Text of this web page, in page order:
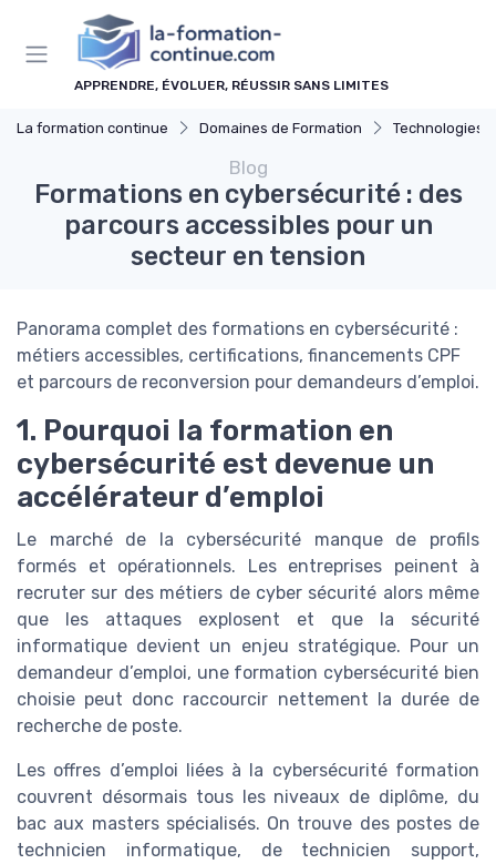
APPRENDRE, ÉVOLUER, RÉUSSIR SANS LIMITES
La formation continue Domaines de Formation Technologies et
Blog
Formations en cybersécurité : des
parcours accessibles pour un
secteur en tension
Panorama complet des formations en cybersécurité :
métiers accessibles, certifications, financements CPF
et parcours de reconversion pour demandeurs d’emploi.
1. Pourquoi la formation en
cybersécurité est devenue un
accélérateur d’emploi
Le marché de la cybersécurité manque de profils
formés et opérationnels. Les entreprises peinent à
recruter sur des métiers de cyber sécurité alors même
que les attaques explosent et que la sécurité
informatique devient un enjeu stratégique. Pour un
demandeur d’emploi, une formation cybersécurité bien
choisie peut donc raccourcir nettement la durée de
recherche de poste.
Les offres d’emploi liées à la cybersécurité formation
couvrent désormais tous les niveaux de diplôme, du
bac aux masters spécialisés. On trouve des postes de
technicien informatique, de technicien support,
Panneau de gestion des cookies